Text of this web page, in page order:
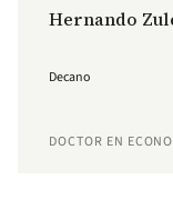
Hernando
Decano
DOCTOR EN